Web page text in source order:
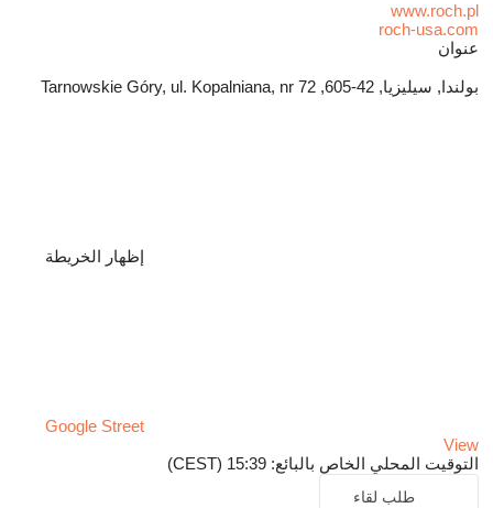
www.roch.pl
roch-usa.com
عنوان
بولندا, سيليزيا, 42-605, Tarnowskie Góry, ul. Kopalniana, nr 72
إظهار الخريطة
Google Street
View
التوقيت المحلي الخاص بالبائع: 15:39 (CEST)
طلب لقاء